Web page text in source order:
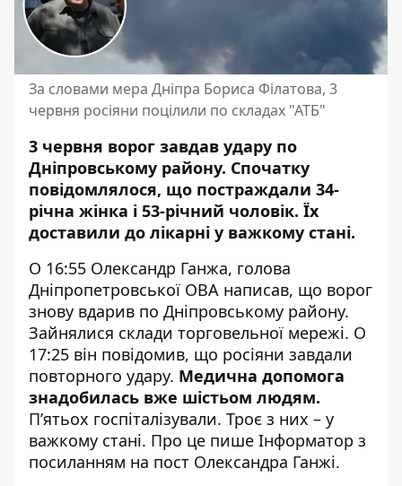
За словами мера Дніпра Бориса Філатова, 3
червня росіяни поцілили по складах "АТБ"
3 червня ворог завдав удару по
Дніпровському району. Спочатку
повідомлялося, що постраждали 34-
річна жінка і 53-річний чоловік. Їх
доставили до лікарні у важкому стані.
О 16:55 Олександр Ганжа, голова
Дніпропетровської ОВА написав, що ворог
знову вдарив по Дніпровському району.
Зайнялися склади торговельної мережі. О
17:25 він повідомив, що росіяни завдали
повторного удару. Медична допомога
знадобилась вже шістьом людям.
П’ятьох госпіталізували. Троє з них – у
важкому стані. Про це пише Інформатор з
посиланням на пост Олександра Ганжі.